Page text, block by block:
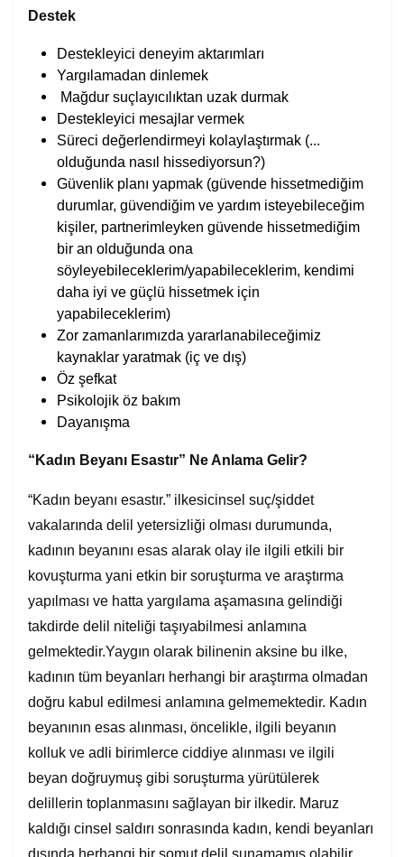
Destek
Destekleyici deneyim aktarımları
Yargılamadan dinlemek
Mağdur suçlayıcılıktan uzak durmak
Destekleyici mesajlar vermek
Süreci değerlendirmeyi kolaylaştırmak (...
olduğunda nasıl hissediyorsun?)
Güvenlik planı yapmak (güvende hissetmediğim
durumlar, güvendiğim ve yardım isteyebileceğim
kişiler, partnerimleyken güvende hissetmediğim
bir an olduğunda ona
söyleyebileceklerim/yapabileceklerim, kendimi
daha iyi ve güçlü hissetmek için
yapabileceklerim)
Zor zamanlarımızda yararlanabileceğimiz
kaynaklar yaratmak (iç ve dış)
Öz şefkat
Psikolojik öz bakım
Dayanışma
“Kadın Beyanı Esastır” Ne Anlama Gelir?
“Kadın beyanı esastır.” ilkesicinsel suç/şiddet
vakalarında delil yetersizliği olması durumunda,
kadının beyanını esas alarak olay ile ilgili etkili bir
kovuşturma yani etkin bir soruşturma ve araştırma
yapılması ve hatta yargılama aşamasına gelindiği
takdirde delil niteliği taşıyabilmesi anlamına
gelmektedir.Yaygın olarak bilinenin aksine bu ilke,
kadının tüm beyanları herhangi bir araştırma olmadan
doğru kabul edilmesi anlamına gelmemektedir. Kadın
beyanının esas alınması, öncelikle, ilgili beyanın
kolluk ve adli birimlerce ciddiye alınması ve ilgili
beyan doğruymuş gibi soruşturma yürütülerek
delillerin toplanmasını sağlayan bir ilkedir. Maruz
kaldığı cinsel saldırı sonrasında kadın, kendi beyanları
dışında herhangi bir somut delil sunamamış olabilir.